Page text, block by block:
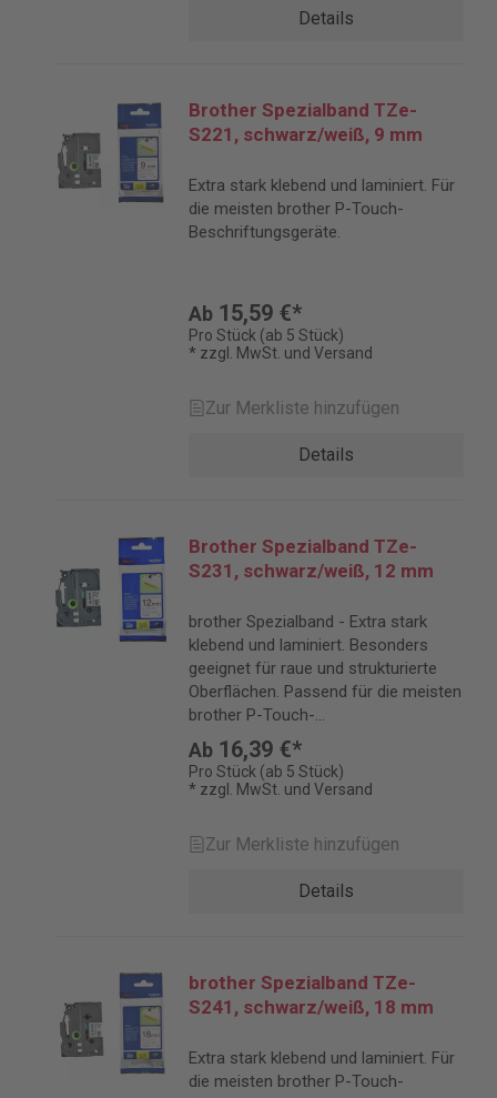
Details
Brother Spezialband TZe-
S221, schwarz/weiß, 9 mm
Extra stark klebend und laminiert. Für
die meisten brother P-Touch-
Beschriftungsgeräte.
Ab 15,59 €*
Pro Stück (ab 5 Stück)
* zzgl. MwSt. und Versand
Zur Merkliste hinzufügen
Details
Brother Spezialband TZe-
S231, schwarz/weiß, 12 mm
brother Spezialband - Extra stark
klebend und laminiert. Besonders
geeignet für raue und strukturierte
Oberflächen. Passend für die meisten
brother P-Touch-
Beschriftungsgeräte. Bandlänge 8 m.
Ab 16,39 €*
Pro Stück (ab 5 Stück)
* zzgl. MwSt. und Versand
Zur Merkliste hinzufügen
Details
brother Spezialband TZe-
S241, schwarz/weiß, 18 mm
Extra stark klebend und laminiert. Für
die meisten brother P-Touch-